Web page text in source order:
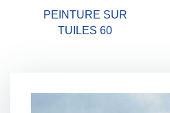
PEINTURE SUR
TUILES 60